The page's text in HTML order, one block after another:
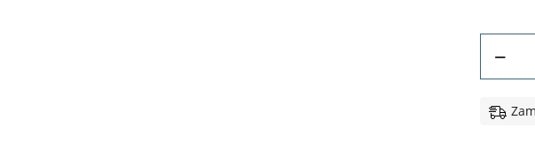
Koszulka
sportowa
Wilczy